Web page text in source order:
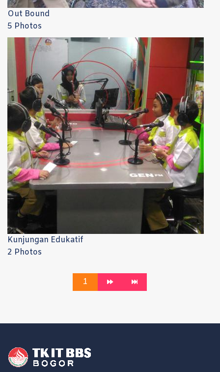
Out Bound
5 Photos
Kunjungan Edukatif
2 Photos
1